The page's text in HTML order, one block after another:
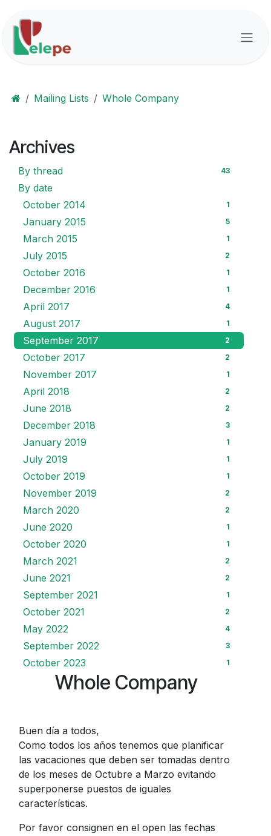
Mailing Lists Whole Company
Archives
By thread 43
By date
October 2014
1
January 2015 5
March 2015 1
July 2015 2
October 2016 1
December 2016 1
April 2017 4
August 2017 1
September 2017 2
October 2017 2
November 2017 1
April 2018 2
June 2018 2
December 2018 3
January 2019 1
July 2019 1
October 2019 1
November 2019 2
March 2020 2
June 2020 1
October 2020 1
March 2021 2
June 2021 2
September 2021 1
October 2021 2
May 2022 4
September 2022 3
October 2023 1
Whole Company
Buen día a todos,
Como todos los años tenemos que planificar
las vacaciones que deben ser tomadas dentro
de los meses de Octubre a Marzo evitando
superponerse puestos de iguales
características.
Por favor consignen en el open las fechas